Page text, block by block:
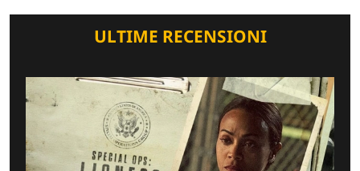
ULTIME RECENSIONI